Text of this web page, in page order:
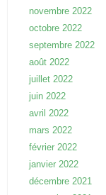
novembre 2022
octobre 2022
septembre 2022
août 2022
juillet 2022
juin 2022
avril 2022
mars 2022
février 2022
janvier 2022
décembre 2021